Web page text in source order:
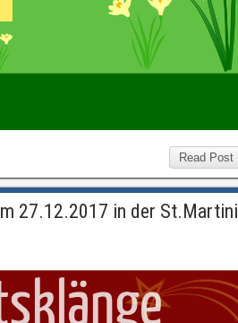
Read Post
27.12.2017 in der St.Martini